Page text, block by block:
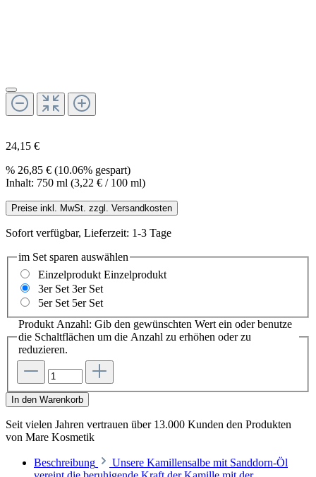
24,15 €
% 26,85 € (10.06% gespart)
Inhalt: 750 ml (3,22 € / 100 ml)
Preise inkl. MwSt. zzgl. Versandkosten
Sofort verfügbar, Lieferzeit: 1-3 Tage
im Set sparen auswählen
Einzelprodukt Einzelprodukt
3er Set 3er Set
5er Set 5er Set
Produkt Anzahl: Gib den gewünschten Wert ein oder benutze
die Schaltflächen um die Anzahl zu erhöhen oder zu
reduzieren.
In den Warenkorb
Seit vielen Jahren vertrauen über 13.000 Kunden den Produkten
von Mare Kosmetik
Beschreibung
Unsere Kamillensalbe mit Sanddorn-Öl